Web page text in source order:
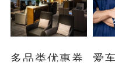
多品类优惠券
爱